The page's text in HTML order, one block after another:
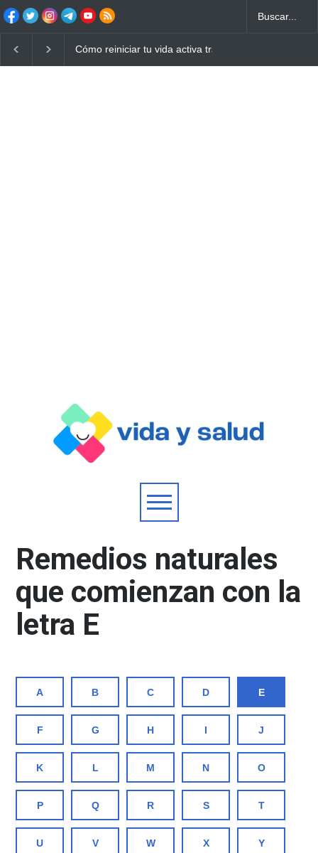
Cómo reiniciar tu vida activa tras años de
Remedios naturales
que comienzan con la
letra E
A B C D E
F G H I J
K L M N O
P Q R S T
U V W X Y